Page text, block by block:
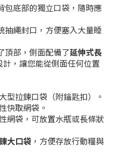
包底部的獨立口袋，隨時應
抽繩封口，方便塞入大量睡
頂部，側面配備了延伸式長
計，讓您能從側面任何位置
型拉鍊口袋（附鑰匙扣）。
快取網袋。
網袋，可放置水瓶或長條狀
大口袋 ，方便存放行動糧與